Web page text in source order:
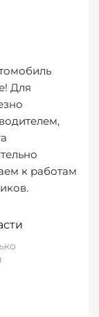
Для
к работам